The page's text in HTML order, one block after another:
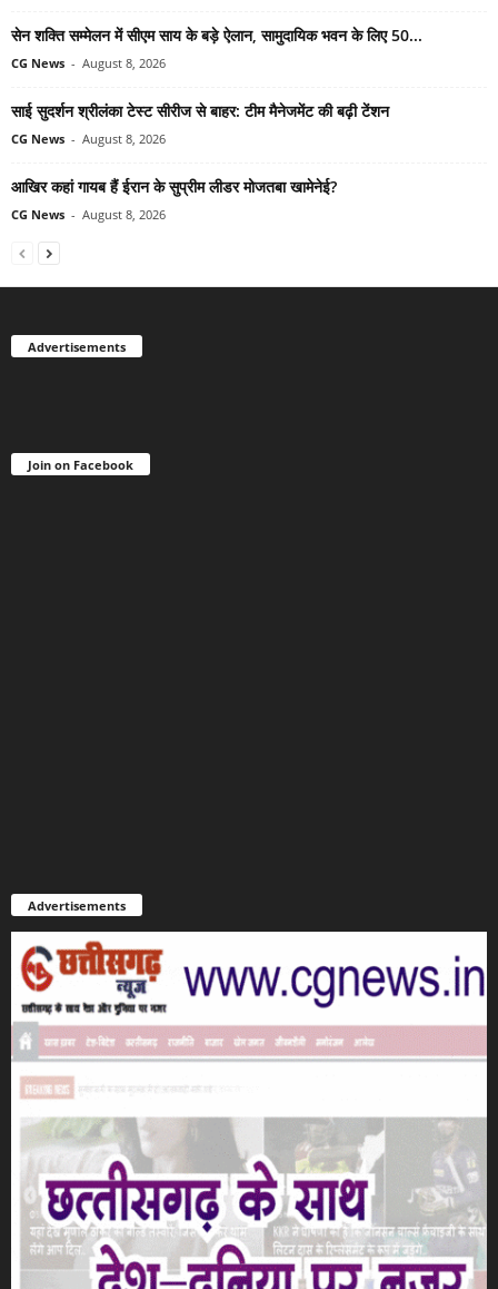
सेन शक्ति सम्मेलन में सीएम साय के बड़े ऐलान, सामुदायिक भवन के लिए 50...
CG News - August 8, 2026
साई सुदर्शन श्रीलंका टेस्ट सीरीज से बाहर: टीम मैनेजमेंट की बढ़ी टेंशन
CG News - August 8, 2026
आखिर कहां गायब हैं ईरान के सुप्रीम लीडर मोजतबा खामेनेई?
CG News - August 8, 2026
Advertisements
Join on Facebook
Advertisements